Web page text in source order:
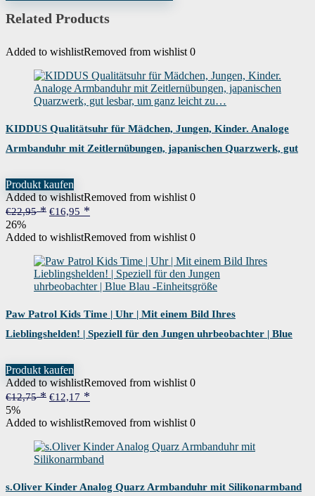
Artikelnummer SO-3407-PQ
Related Products
Added to wishlistRemoved from wishlist 0
KIDDUS Qualitätsuhr für Mädchen, Jungen, Kinder. Analoge
Armbanduhr mit Zeitlernübungen, japanischen Quarzwerk, gut
Produkt kaufen
Added to wishlistRemoved from wishlist 0
€22,95
Ursprünglicher
war:
€22,95
€16,95
ist:
€16,95.
26%
Added to wishlistRemoved from wishlist 0
Paw Patrol Kids Time | Uhr | Mit einem Bild Ihres
Lieblingshelden! | Speziell für den Jungen uhrbeobachter | Blue
Produkt kaufen
Added to wishlistRemoved from wishlist 0
€12,75
Ursprünglicher
war:
€12,75
€12,17
ist:
€12,17.
5%
Added to wishlistRemoved from wishlist 0
s.Oliver Kinder Analog Quarz Armbanduhr mit Silikonarmband